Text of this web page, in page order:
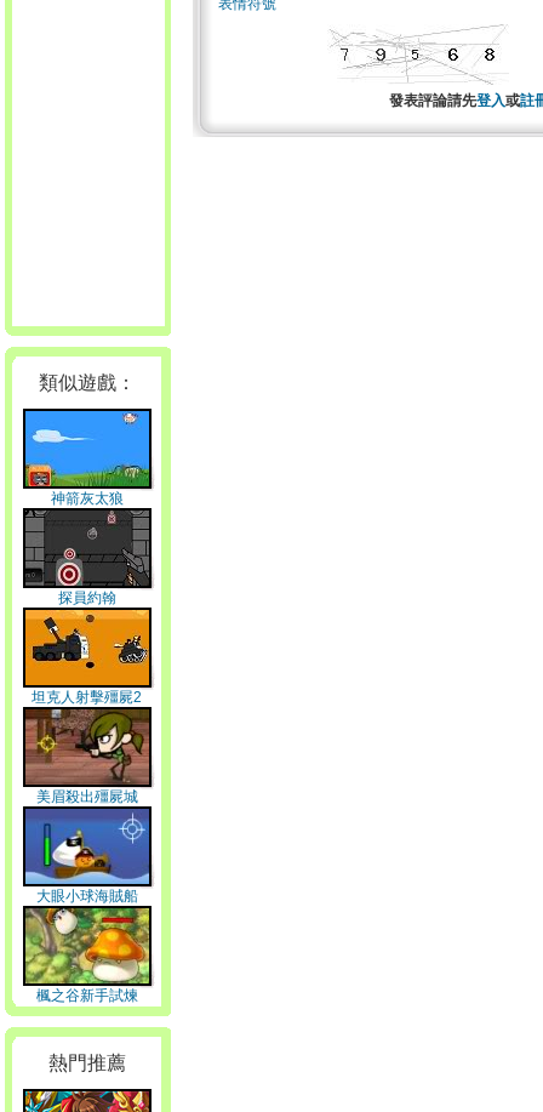
類似遊戲：
神箭灰太狼
探員約翰
坦克人射擊殭屍2
美眉殺出殭屍城
大眼小球海賊船
楓之谷新手試煉
熱門推薦
表情符號
發表評論請先登入或註